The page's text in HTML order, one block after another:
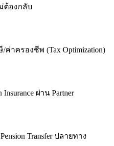
ต้องกลับ
าครองชีพ (Tax Optimization)
Insurance ผ่าน Partner
Transfer ปลายทาง